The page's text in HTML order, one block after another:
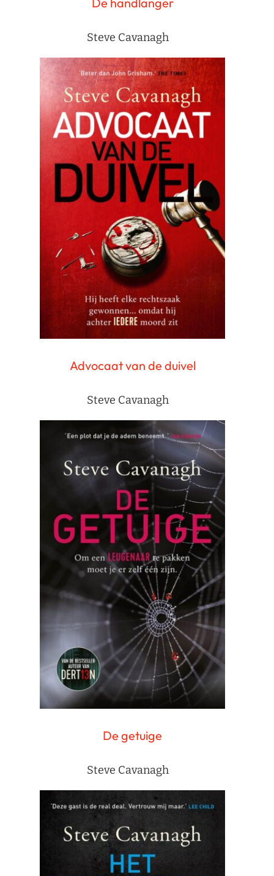
Steve Cavanagh
Advocaat van de duivel
Steve Cavanagh
De getuige
Steve Cavanagh